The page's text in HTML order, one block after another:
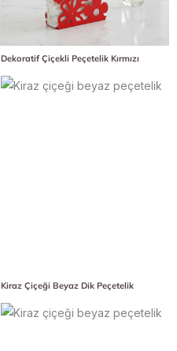
Dekoratif Çiçekli Peçetelik Kırmızı
Kiraz Çiçeği Beyaz Dik Peçetelik